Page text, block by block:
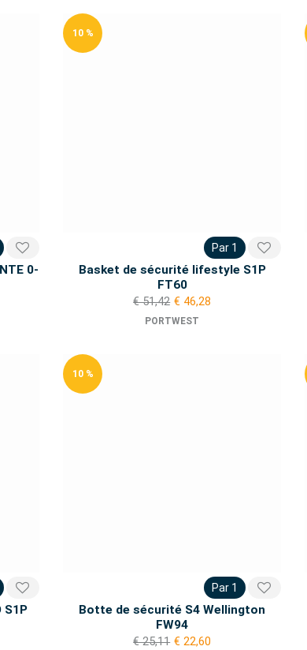
0-
10 %
Par 1
Basket de sécurité lifestyle S1P
FT60
€ 51,42 € 46,28
PORTWEST
S1P
10 %
Par 1
Botte de sécurité S4 Wellington
FW94
€ 25,11 € 22,60